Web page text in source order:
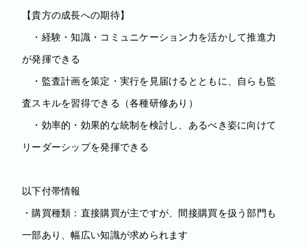
【貴方の成長への期待】
・経験・知識・コミュニケーション力を活かして推進力
が発揮できる
・監査計画を策定・実行を見届けるとともに、自らも監
査スキルを習得できる（各種研修あり）
・効率的・効果的な統制を検討し、あるべき姿に向けて
リーダーシップを発揮できる
以下付帯情報
・購買種類：直接購買が主ですが、間接購買を扱う部門も
一部あり、幅広い知識が求められます